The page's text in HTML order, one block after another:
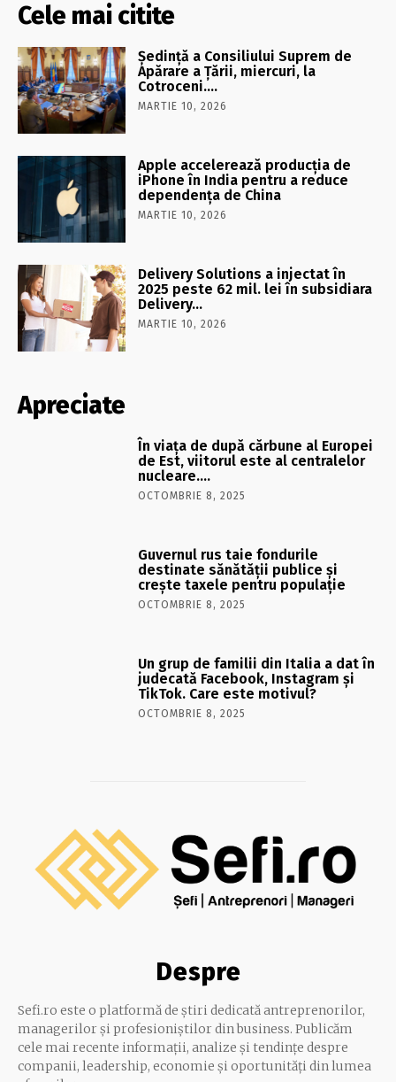
Cele mai citite
Şedinţă a Consiliului Suprem de
Apărare a Ţării, miercuri, la
Cotroceni….
MARTIE 10, 2026
Apple accelerează producția de
iPhone în India pentru a reduce
dependența de China
MARTIE 10, 2026
Delivery Solutions a injectat în
2025 peste 62 mil. lei în subsidiara
Delivery…
MARTIE 10, 2026
Apreciate
În viaţa de după cărbune al Europei
de Est, viitorul este al centralelor
nucleare….
OCTOMBRIE 8, 2025
Guvernul rus taie fondurile
destinate sănătății publice și
crește taxele pentru populație
OCTOMBRIE 8, 2025
Un grup de familii din Italia a dat în
judecată Facebook, Instagram și
TikTok. Care este motivul?
OCTOMBRIE 8, 2025
Despre
Sefi.ro este o platformă de știri dedicată antreprenorilor,
managerilor și profesioniștilor din business. Publicăm
cele mai recente informații, analize și tendințe despre
companii, leadership, economie și oportunități din lumea